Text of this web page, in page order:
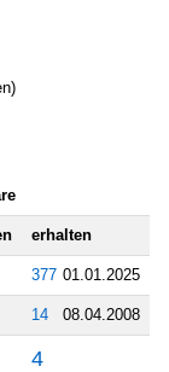
erhalten
377 01.01.2025
14 08.04.2008
4